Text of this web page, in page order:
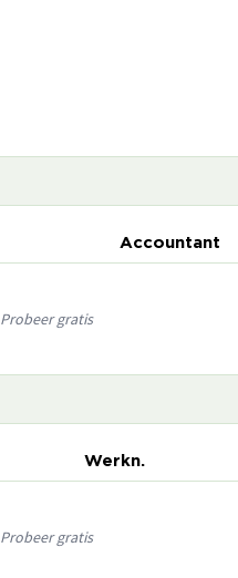
Accountant
Probeer gratis
Werkn.
Probeer gratis